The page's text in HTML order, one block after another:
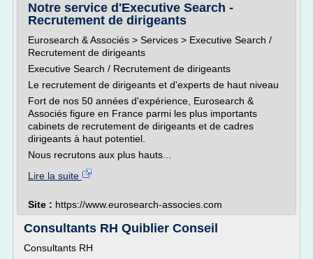
Notre service d'Executive Search -
Recrutement de dirigeants
Eurosearch & Associés > Services > Executive Search /
Recrutement de dirigeants
Executive Search / Recrutement de dirigeants
Le recrutement de dirigeants et d'experts de haut niveau
Fort de nos 50 années d'expérience, Eurosearch &
Associés figure en France parmi les plus importants
cabinets de recrutement de dirigeants et de cadres
dirigeants à haut potentiel.
Nous recrutons aux plus hauts...
Lire la suite
Site : https://www.eurosearch-associes.com
Consultants RH Quiblier Conseil
Consultants RH